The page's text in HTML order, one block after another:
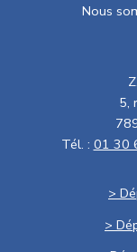
Nous
5,
Tél. : 01 30
>
>